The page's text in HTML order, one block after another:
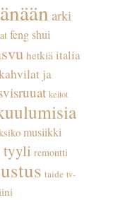
arki
feng shui
hetkiä italia
ja
keitot
musiikki
tyyli remontti
taide tv-